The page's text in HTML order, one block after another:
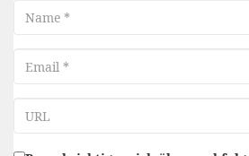
Name
Email